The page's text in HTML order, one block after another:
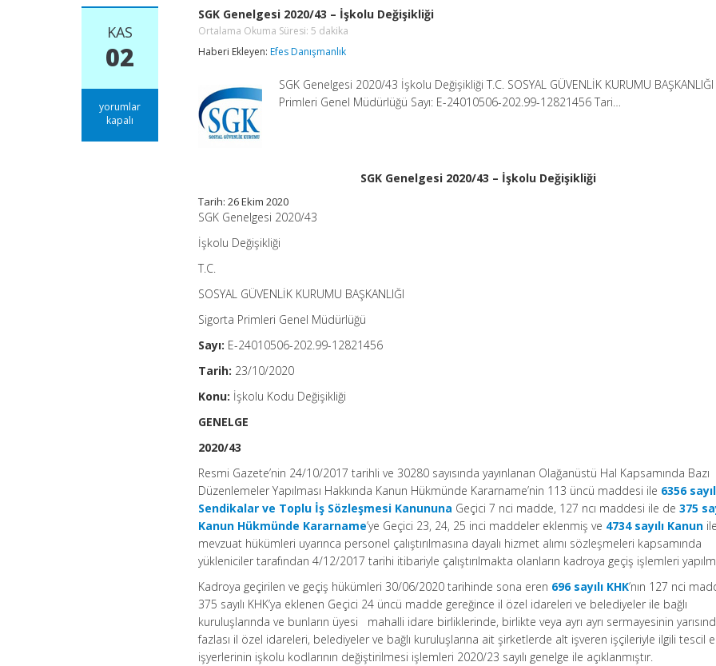
KAS
02
SGK
Genelgesi
yorumlar
kapalı
SGK Genelgesi 2020/43 – İşkolu Değişikliği
Ortalama Okuma Süresi:5 dakika
Haberi Ekleyen:Efes Danışmanlık
SGK Genelgesi 2020/43 İşkolu Değişikliği T.C. SOSYAL GÜVENLİK KURUMU
Primleri Genel Müdürlüğü Sayı: E-24010506-202.99-12821456 Tari…
SGK Genelgesi 2020/43 – İşkolu Değişikliği
Tarih: 26 Ekim 2020
SGK Genelgesi 2020/43
İşkolu Değişikliği
T.C.
SOSYAL GÜVENLİK KURUMU BAŞKANLIĞI
Sigorta Primleri Genel Müdürlüğü
Sayı: E-24010506-202.99-12821456
Tarih: 23/10/2020
Konu: İşkolu Kodu Değişikliği
GENELGE
2020/43
Resmi Gazete’nin 24/10/2017 tarihli ve 30280 sayısında yayınlanan Olağanüstü Hal Kapsamında Bazı
Düzenlemeler Yapılması Hakkında Kanun Hükmünde Kararname’nin 113 üncü maddesi ile 6356
Sendikalar ve Toplu İş Sözleşmesi Kanununa Geçici 7 nci madde, 127 ncı maddesi ile de375
Kanun Hükmünde Kararname’ye Geçici 23, 24, 25 inci maddeler eklenmiş ve 4734 sayılı Kanun
mevzuat hükümleri uyarınca personel çalıştırılmasına dayalı hizmet alımı sözleşmeleri kapsamında
yükleniciler tarafından 4/12/2017 tarihi itibariyle çalıştırılmakta olanların kadroya geçiş işlemleri
Kadroya geçirilen ve geçiş hükümleri 30/06/2020 tarihinde sona eren 696 sayılı KHK’nın 127 nci
375 sayılı KHK’ya eklenen Geçici 24 üncü madde gereğince il özel idareleri ve belediyeler ile bağlı
kuruluşlarında ve bunların üyesi mahalli idare birliklerinde, birlikte veya ayrı ayrı sermayesinin
fazlası il özel idareleri, belediyeler ve bağlı kuruluşlarına ait şirketlerde alt işveren işçileriyle ilgili tescil
işyerlerinin işkolu kodlarının değiştirilmesi işlemleri 2020/23 sayılı genelge ile açıklanmıştır.